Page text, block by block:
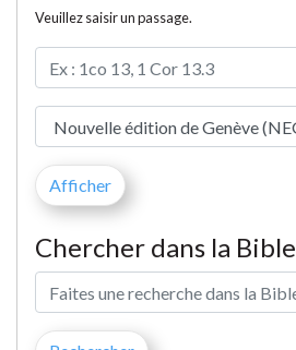
Veuillez saisir un passage.
Chercher dans la Bible